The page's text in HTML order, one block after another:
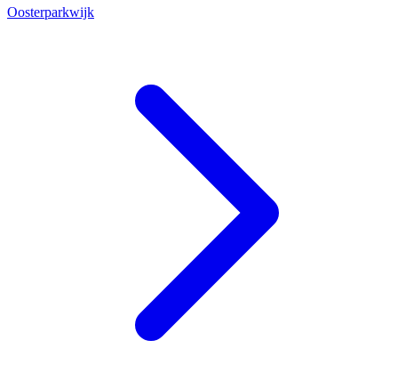
Oosterparkwijk